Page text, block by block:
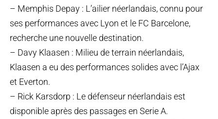
– Memphis Depay : L’ailier néerlandais, connu pour
ses performances avec Lyon et le FC Barcelone,
recherche une nouvelle destination.
– Davy Klaasen : Milieu de terrain néerlandais,
Klaasen a eu des performances solides avec l’Ajax
et Everton.
– Rick Karsdorp : Le défenseur néerlandais est
disponible après des passages en Serie A.